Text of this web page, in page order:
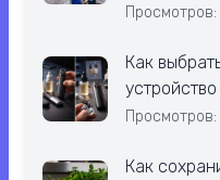
Как
Просмотров:
Как